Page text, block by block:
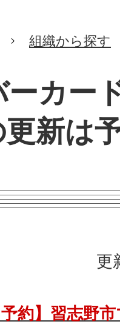
組織から探す
カー
新は
更
約】 習志野